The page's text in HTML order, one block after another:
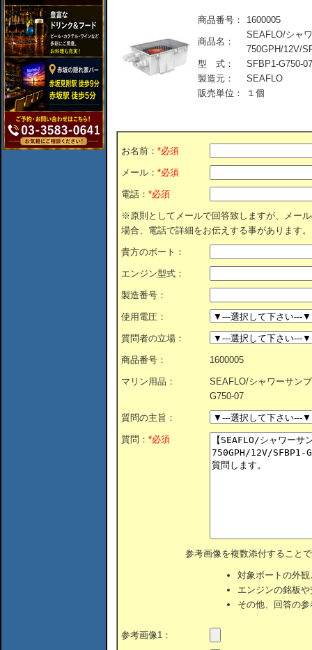
商品番号： 1600005
商品名：
SEAFLO/シャ
750GPH/12V/
型 式：
SFBP1-G750-07
製造元：
SEAFLO
販売単位：
１個
お名前： *必須
メール： *必須
電話： *必須
※原則としてメールで回答致しますが、メー
場合、電話で詳細をお伝えする事があります。
貴方のボート：
エンジン型式：
製造番号：
使用電圧：
質問者の立場：
商品番号： 1600005
マリン用品：
SEAFLO/シャワーサン
G750-07
質問の主旨：
質問： *必須
参考画像を複数添付すること
対象ボートの外
エンジンの銘板
その他、回答の
参考画像1：